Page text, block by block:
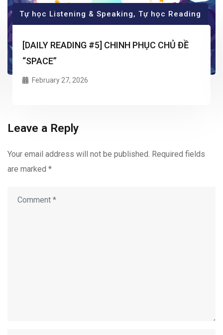
Tự học Listening & Speaking, Tự học Reading
[DAILY READING #5] CHINH PHỤC CHỦ ĐỀ
“SPACE”
February 27, 2026
Leave a Reply
Your email address will not be published. Required fields
are marked *